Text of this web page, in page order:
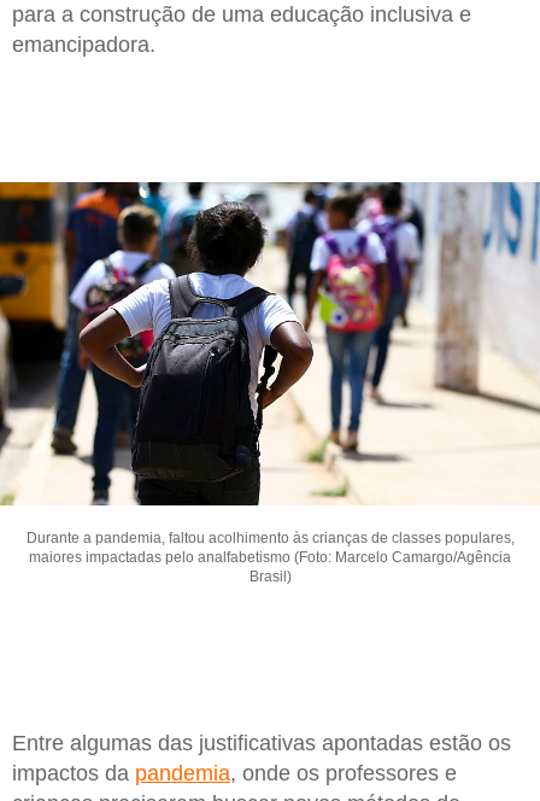
para a construção de uma educação inclusiva e
emancipadora.
Durante a pandemia, faltou acolhimento às crianças de classes populares,
maiores impactadas pelo analfabetismo (Foto: Marcelo Camargo/Agência
Brasil)
Entre algumas das justificativas apontadas estão os
impactos da pandemia, onde os professores e